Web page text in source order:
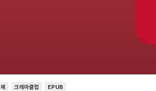
크레마클럽 EPUB